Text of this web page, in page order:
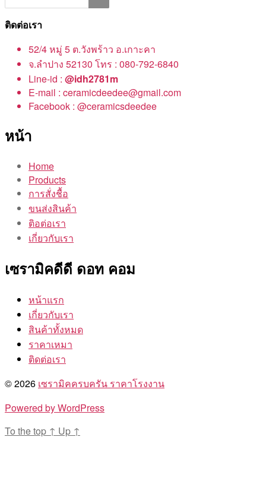
ติดต่อเรา
52/4 หมู่ 5 ต.วังพร้าว อ.เกาะคา
จ.ลำปาง 52130 โทร : 080-792-6840
Line-id : @idh2781m
E-mail : ceramicdeedee@gmail.com
Facebook : @ceramicsdeedee
หน้า
Home
Products
การสั่งชื้อ
ขนส่งสินค้า
ติอต่อเรา
เกี่ยวกับเรา
เซรามิคดีดี ดอท คอม
หน้าแรก
เกี่ยวกับเรา
สินค้าทั้งหมด
ราคาเหมา
ติดต่อเรา
© 2026 เซรามิคครบครัน ราคาโรงงาน
Powered by WordPress
To the top ↑ Up ↑